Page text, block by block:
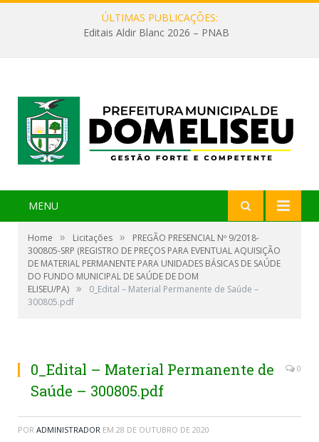
ÚLTIMAS PUBLICAÇÕES:
Editais Aldir Blanc 2026 – PNAB
MENU
Home » Licitações »
PREGÃO PRESENCIAL Nº 9/2018-
300805-SRP (REGISTRO DE PREÇOS PARA EVENTUAL AQUISIÇÃO
DE MATERIAL PERMANENTE PARA UNIDADES BÁSICAS DE SAÚDE
DO FUNDO MUNICIPAL DE SAÚDE DE DOM
ELISEU/PA) »
0_Edital – Material Permanente de Saúde –
300805.pdf
0_Edital – Material Permanente de
Saúde – 300805.pdf
0
POR ADMINISTRADOR EM 28 DE OUTUBRO DE 2020